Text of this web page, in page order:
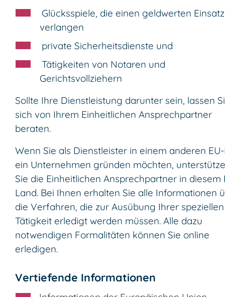
Glücksspiele, die einen geldwerten Einsatz
verlangen
private Sicherheitsdienste und
Tätigkeiten von Notaren und
Gerichtsvollziehern
Sollte Ihre Dienstleistung darunter sein, lassen
sich von Ihrem Einheitlichen Ansprechpartner
beraten.
Wenn Sie als Dienstleister in einem anderen
ein Unternehmen gründen möchten,
Sie die Einheitlichen Ansprechpartner in diesem
Land. Bei Ihnen erhalten Sie alle Informationen
die Verfahren, die zur Ausübung Ihrer speziellen
Tätigkeit erledigt werden müssen. Alle dazu
notwendigen Formalitäten können Sie online
erledigen.
Vertiefende Informationen